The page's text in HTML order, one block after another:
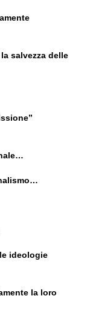
salvezza delle
ideologie
la loro